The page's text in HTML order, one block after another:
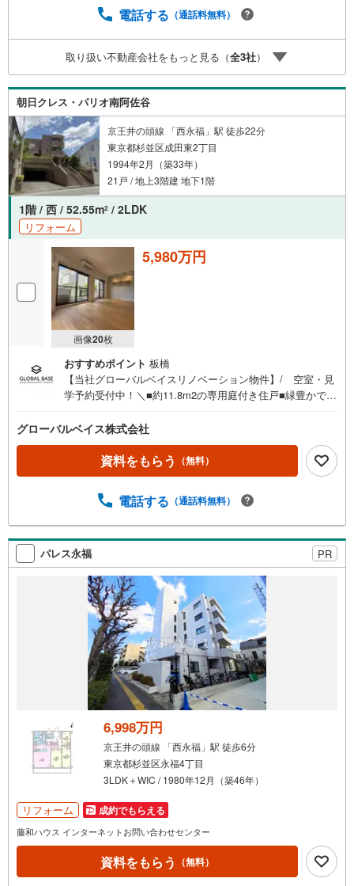
電話する （通話料無料）
取り扱い不動産会社をもっと見る（全3社）
朝日クレス・パリオ南阿佐谷
京王井の頭線 「西永福」駅 徒歩22分
東京都杉並区成田東2丁目
1994年2月（築33年）
21戸 / 地上3階建 地下1階
1階 / 西 / 52.55m2 / 2LDK
リフォーム
画像20枚
5,980万円
おすすめポイント 板橋
【当社グローバルベイスリノベーション物件】/ 空室・見
学予約受付中！＼■約11.8m2の専用庭付き住戸■緑豊かで閑
なお部屋■約14帖のワイドLDK■1階住戸ながら、2階相当の
高さに位置します■駐車場空有【月額30000円・全区画平置
き屋根付き】■2023年共用部大規模修繕工事実施■善福寺川
緑地まで徒歩4分■バス停「善福寺緑地公園前」まで徒歩1
更となる場合がございます-Daigasグループの当社グローバ
績！多くの物件調達・リノベーション実績で培ったノウハ
ウがございます。 ご予約いただくとご見学がスムーズで
す！【営業時間 10:00～19:00】スマホの方は右下の電話
ボタンをタッチ。または「室内・現地を見学する（無
料）」ボタンよりご希望の日時をご記入いただけますとス
ムーズにご案内が可能です。お気軽にお問い合わせくださ
グローバルベイス株式会社
資料をもらう （無料）
電話する （通話料無料）
パレス永福 PR
6,998万円
京王井の頭線 「西永福」駅 徒歩6分
東京都杉並区永福4丁目
3LDK＋WIC / 1980年12月（築46年）
リフォーム 成約でもらえる
藤和ハウス インターネットお問い合わせセンター
資料をもらう （無料）